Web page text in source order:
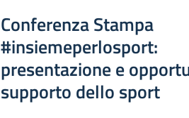
Conferenza Stampa
#insiemeperlosport:
presentazione e
supporto dello sport